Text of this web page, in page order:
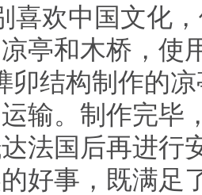
喜欢中国文化
亭和木桥，使
卯结构制作的
输。制作完毕
法国后再进行
好事，既满足